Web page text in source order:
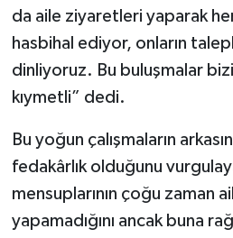
da aile ziyaretleri yaparak
hasbihal ediyor, onların
dinliyoruz. Bu buluşmalar
kıymetli” dedi.
Bu yoğun çalışmaların
fedakârlık olduğunu
mensuplarının çoğu zaman
yapamadığını ancak buna